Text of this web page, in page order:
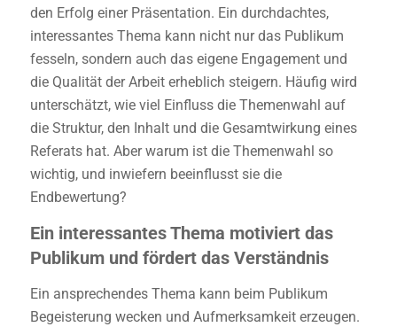
den Erfolg einer Präsentation. Ein durchdachtes,
interessantes Thema kann nicht nur das Publikum
fesseln, sondern auch das eigene Engagement und
die Qualität der Arbeit erheblich steigern. Häufig wird
unterschätzt, wie viel Einfluss die Themenwahl auf
die Struktur, den Inhalt und die Gesamtwirkung eines
Referats hat. Aber warum ist die Themenwahl so
wichtig, und inwiefern beeinflusst sie die
Endbewertung?
Ein interessantes Thema motiviert das
Publikum und fördert das Verständnis
Ein ansprechendes Thema kann beim Publikum
Begeisterung wecken und Aufmerksamkeit erzeugen.